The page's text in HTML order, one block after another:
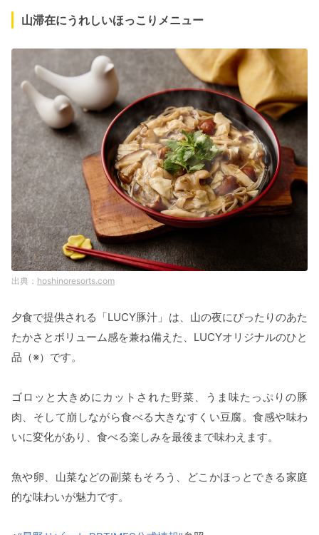
山滞在にうれしいほっこりメニュー
hoshinoresorts.com
夕食で提供される「LUCY豚汁」は、山の夜にぴったりのあた
たかさとボリューム感を兼ね備えた、LUCYオリジナルのひと
品（※）です。
ゴロッと大きめにカットされた野菜、うま味たっぷりの豚
肉、そして崩しながら食べる大きなすくい豆腐。食感や味わ
いに変化があり、食べる楽しみを最後まで味わえます。
魚や卵、山菜などの副菜もそろう、どこかほっとできる家庭
的な味わいが魅力です。